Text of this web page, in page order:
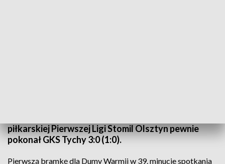
piłkarskiej Pierwszej Ligi Stomil Olsztyn pewnie
pokonał GKS Tychy 3:0 (1:0).
Pierwszą bramkę dla Dumy Warmii w 39. minucie spotkania